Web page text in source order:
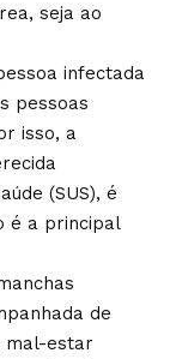
seja ao
infectada
pessoas
isso, a
(SUS), é
é a principal
de
mal-estar